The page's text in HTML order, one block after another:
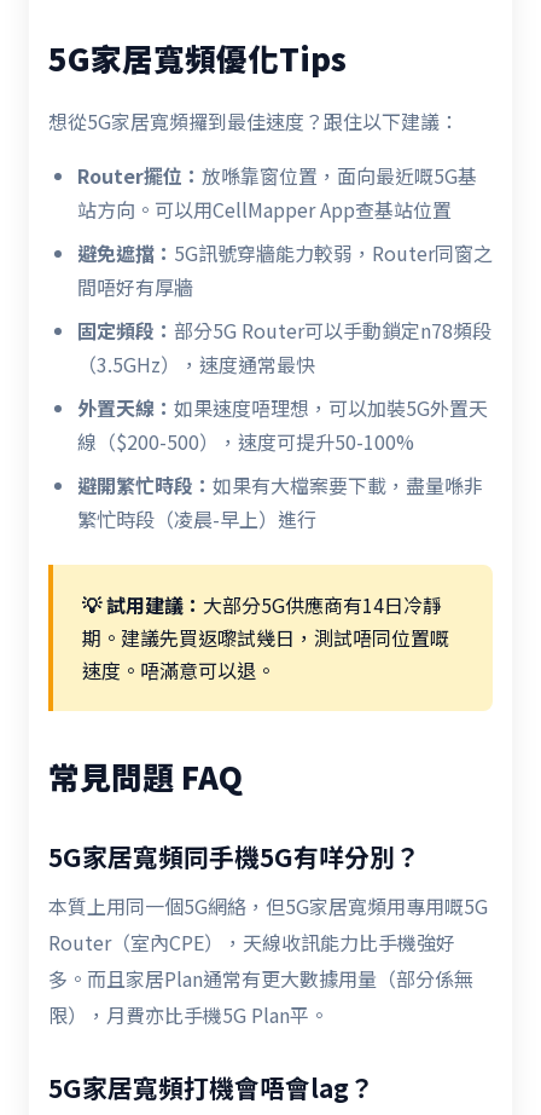
5G家居寬頻優化Tips
想從5G家居寬頻攞到最佳速度？跟住以下建議：
Router擺位： 放喺靠窗位置，面向最近嘅5G基
站方向。可以用CellMapper App查基站位置
避免遮擋： 5G訊號穿牆能力較弱，Router同窗之
間唔好有厚牆
固定頻段： 部分5G Router可以手動鎖定n78頻段
（3.5GHz），速度通常最快
外置天線： 如果速度唔理想，可以加裝5G外置天
線（$200-500），速度可提升50-100%
避開繁忙時段： 如果有大檔案要下載，盡量喺非
繁忙時段（凌晨-早上）進行
💡 試用建議： 大部分5G供應商有14日冷靜
期。建議先買返嚟試幾日，測試唔同位置嘅
速度。唔滿意可以退。
常見問題 FAQ
5G家居寬頻同手機5G有咩分別？
本質上用同一個5G網絡，但5G家居寬頻用專用嘅5G
Router（室內CPE），天線收訊能力比手機強好
多。而且家居Plan通常有更大數據用量（部分係無
限），月費亦比手機5G Plan平。
5G家居寬頻打機會唔會lag？